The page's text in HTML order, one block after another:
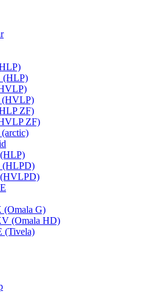
(HLP)
(HVLP)
ZF)
ZF)
(HLPD)
(HVLPD)
(Omala G)
(Omala HD)
(Tivela)